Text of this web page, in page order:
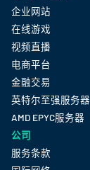
企业网站
在线游戏
视频直播
电商平台
金融交易
英特尔至强服务器
AMD EPYC服务器
公司
服务条款